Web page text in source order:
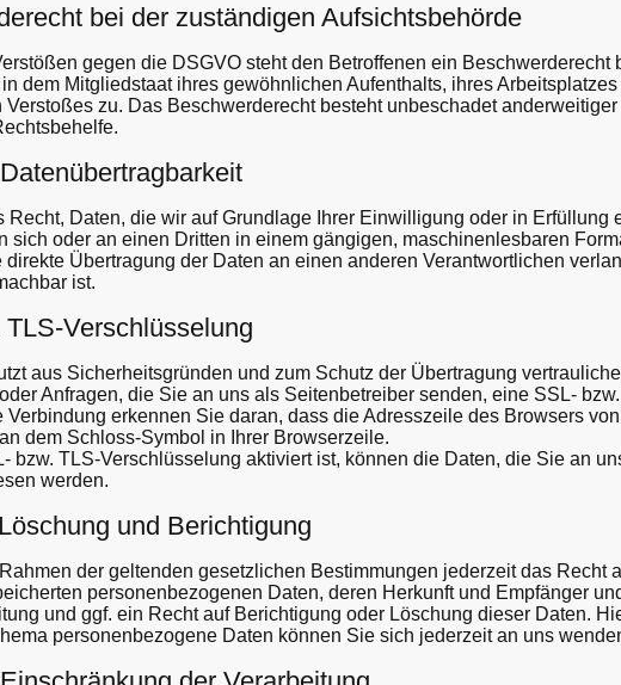
bei der zuständigen Aufsichts­behörde
gegen die DSGVO steht den Betroffenen ein Beschwerderecht
dem Mitgliedstaat ihres gewöhnlichen Aufenthalts, ihres
Verstoßes zu. Das Beschwerderecht besteht unbeschadet
Recht, Daten, die wir auf Grundlage Ihrer Einwilligung oder in Erfüllung
sich oder an einen Dritten in einem gängigen, maschinenlesbaren
direkte Übertragung der Daten an einen anderen Verantwortlichen
ist.
Verschlüsselung
aus Sicherheitsgründen und zum Schutz der Übertragung
Anfragen, die Sie an uns als Seitenbetreiber senden, eine SSL-
erkennen Sie daran, dass die Adresszeile des Browsers von
dem Schloss-Symbol in Ihrer Browserzeile.
bzw. TLS-Verschlüsselung aktiviert ist, können die Daten, die Sie an
werden.
und Berichtigung
der geltenden gesetzlichen Bestimmungen jederzeit das Recht
personenbezogenen Daten, deren Herkunft und Empfänger
und ggf. ein Recht auf Berichtigung oder Löschung dieser Daten.
personenbezogene Daten können Sie sich jederzeit an uns